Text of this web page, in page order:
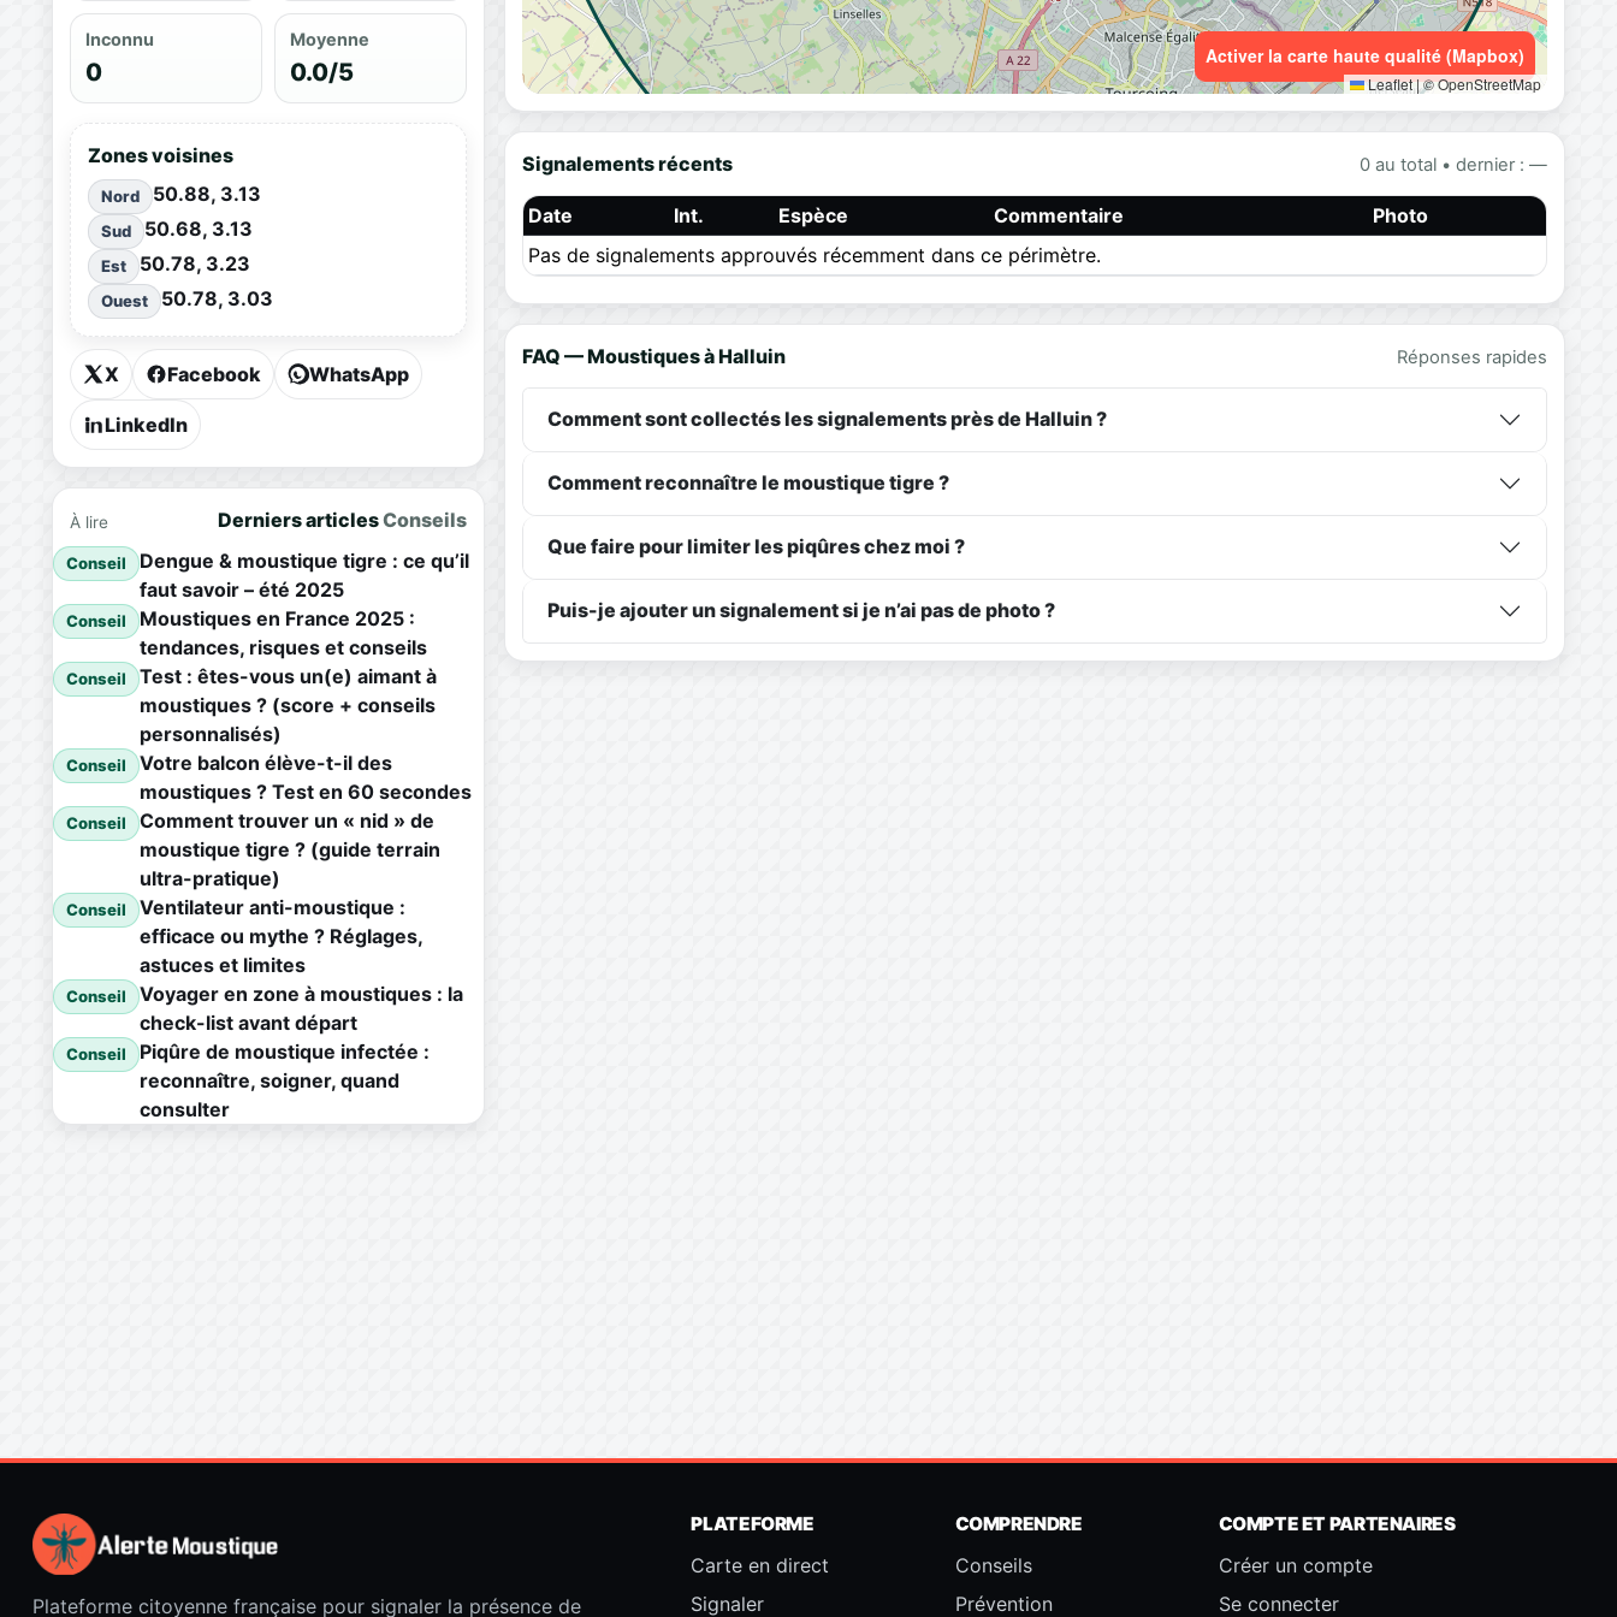
Inconnu
0
Moyenne
0.0/5
Zones voisines
Nord 50.88, 3.13
Sud 50.68, 3.13
Est 50.78, 3.23
Ouest 50.78, 3.03
X Facebook WhatsApp
LinkedIn
À lire Derniers articlesConseils
Conseil
Dengue & moustique tigre : ce qu’il
faut savoir – été 2025
Conseil
Moustiques en France 2025 :
tendances, risques et conseils
Conseil
Test : êtes-vous un(e) aimant à
moustiques ? (score + conseils
personnalisés)
Conseil
Votre balcon élève-t-il des
moustiques ? Test en 60 secondes
Conseil
Comment trouver un « nid » de
moustique tigre ? (guide terrain
ultra-pratique)
Conseil
Ventilateur anti-moustique :
efficace ou mythe ? Réglages,
astuces et limites
Conseil
Voyager en zone à moustiques : la
check-list avant départ
Conseil
Piqûre de moustique infectée :
reconnaître, soigner, quand
consulter
Leaflet|© OpenStreetMap
Activer la carte haute qualité (Mapbox)
Signalements récents 0 au total • dernier : —
Date Int. Espèce Commentaire
Photo
Pas de signalements approuvés récemment dans ce périmètre.
FAQ — Moustiques à Halluin Réponses rapides
Comment sont collectés les signalements près de Halluin ?
Comment reconnaître le moustique tigre ?
Que faire pour limiter les piqûres chez moi ?
Puis-je ajouter un signalement si je n’ai pas de photo ?
Plateforme citoyenne française pour signaler la présence de
PLATEFORME
Carte en direct
Signaler
COMPRENDRE
Conseils
Prévention
COMPTE ET PARTENAIRES
Créer un compte
Se connecter